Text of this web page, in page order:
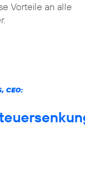
Vorteile an alle
CEO: